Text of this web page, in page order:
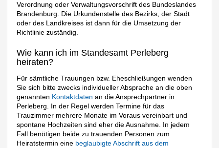
Verordnung oder Verwaltungsvorschrift des Bundeslandes
Brandenburg. Die Urkundenstelle des Bezirks, der Stadt
oder des Landkreises ist dann für die Umsetzung der
Richtlinie zuständig.
Wie kann ich im Standesamt Perleberg
heiraten?
Für sämtliche Trauungen bzw. Eheschließungen wenden
Sie sich bitte zwecks individueller Absprache an die oben
genannten Kontaktdaten an die Ansprechpartner in
Perleberg. In der Regel werden Termine für das
Trauzimmer mehrere Monate im Voraus vereinbart und
spontane Hochzeiten sind eher die Ausnahme. In jedem
Fall benötigen beide zu trauenden Personen zum
Heiratstermin eine beglaubigte Abschrift aus dem